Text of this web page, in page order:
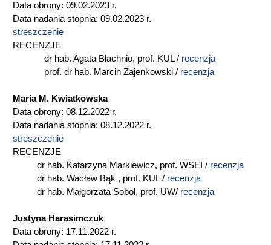
Data obrony: 09.02.2023 r.
Data nadania stopnia: 09.02.2023 r.
streszczenie
RECENZJE
dr hab. Agata Błachnio, prof. KUL / recenzja
prof. dr hab. Marcin Zajenkowski / recenzja
Maria M. Kwiatkowska
Data obrony: 08.12.2022 r.
Data nadania stopnia: 08.12.2022 r.
streszczenie
RECENZJE
dr hab. Katarzyna Markiewicz, prof. WSEI / recenzja
dr hab. Wacław Bąk , prof. KUL / recenzja
dr hab. Małgorzata Sobol, prof. UW/ recenzja
Justyna Harasimczuk
Data obrony: 17.11.2022 r.